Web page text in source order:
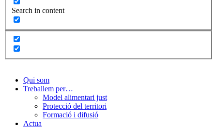
Search in content
Qui som
Treballem per…
Model alimentari just
Protecció del territori
Formació i difusió
Actua